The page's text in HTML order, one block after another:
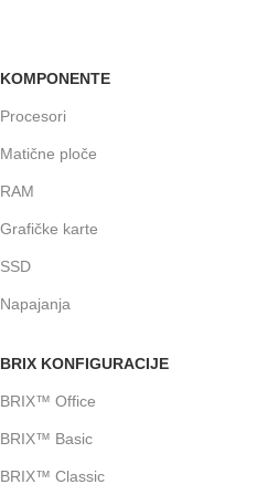
KOMPONENTE
Procesori
Matične ploče
RAM
Grafičke karte
SSD
Napajanja
BRIX KONFIGURACIJE
BRIX™ Office
BRIX™ Basic
BRIX™ Classic